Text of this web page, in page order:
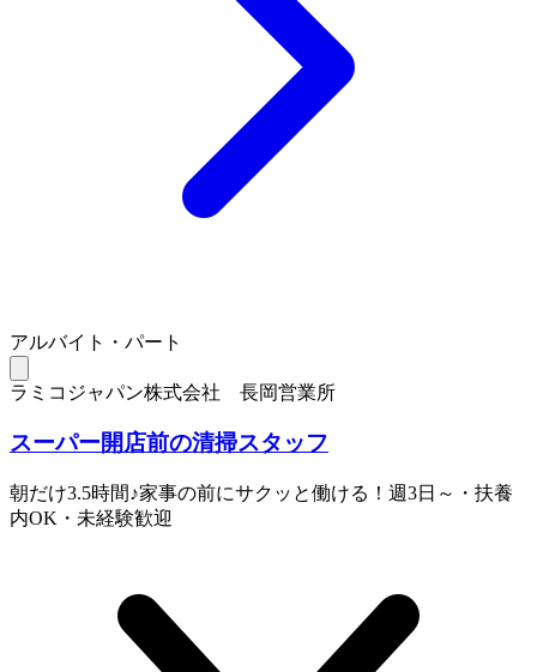
アルバイト・パート
ラミコジャパン株式会社 長岡営業所
スーパー開店前の清掃スタッフ
朝だけ3.5時間♪家事の前にサクッと働ける！週3日～・扶養
内OK・未経験歓迎